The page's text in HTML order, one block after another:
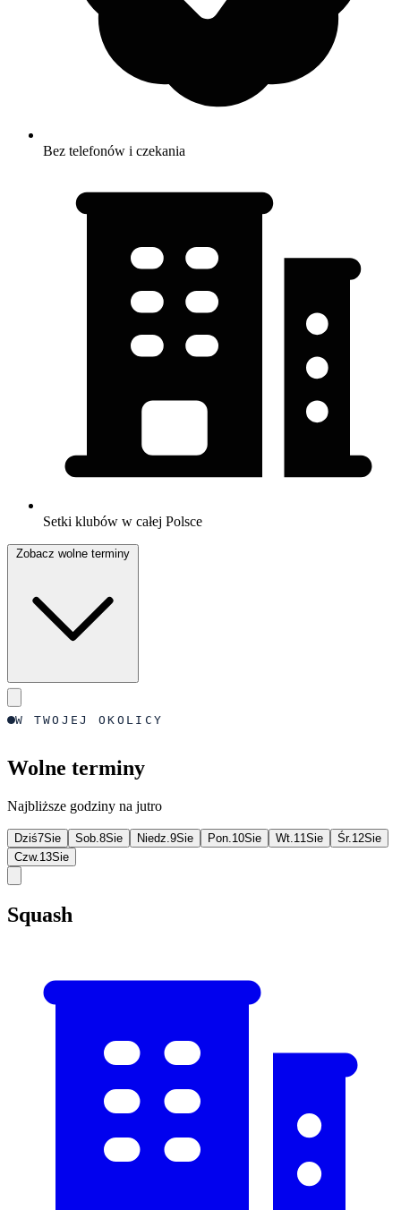
Bez telefonów i czekania
Setki klubów w całej Polsce
W TWOJEJ OKOLICY
Wolne terminy
Najbliższe godziny na jutro
Dziś7Sie Sob. 8Sie Niedz. 9Sie Pon. 10Sie Wt. 11Sie Śr. 12Sie
Czw. 13Sie
Squash